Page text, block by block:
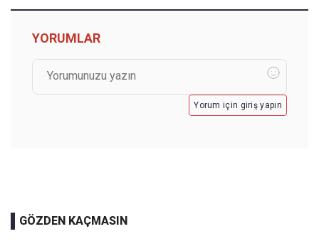
YORUMLAR
Yorum için giriş yapın
GÖZDEN KAÇMASIN